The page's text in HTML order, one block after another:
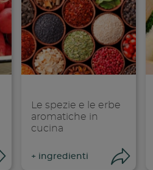
su
link
Condividi
Le spezie e le erbe
aromatiche in
cucina
+ ingredienti